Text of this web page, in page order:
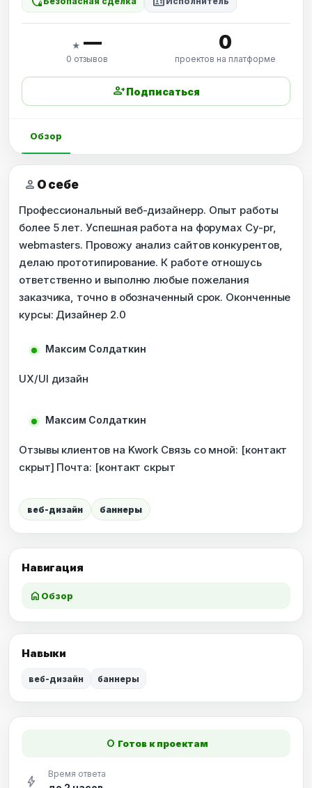
Навигация
home Обзор
Навыки
веб-дизайн баннеры
★ —
0 отзывов
0
проектов на платформе
person_addПодписаться
Обзор
person О себе
Профессиональный веб-дизайнерр. Опыт работы
более 5 лет. Успешная работа на форумах Cy-pr,
webmasters. Провожу анализ сайтов конкурентов,
делаю прототипирование. К работе отношусь
ответственно и выполню любые пожелания
заказчика, точно в обозначенный срок. Оконченные
курсы: Дизайнер 2.0
Максим Солдаткин
UX/UI дизайн
Максим Солдаткин
Отзывы клиентов на Kwork Связь со мной: [контакт
скрыт] Почта: [контакт скрыт
веб-дизайн баннеры
fiber_manual_record Готов к проектам
bolt Время ответа